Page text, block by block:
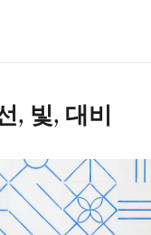
, 빛, 대비